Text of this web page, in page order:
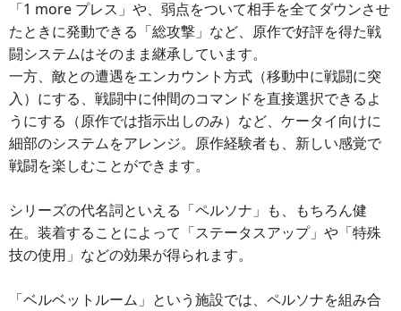
「1 more プレス」や、弱点をついて相手を全てダウンさせ
たときに発動できる「総攻撃」など、原作で好評を得た戦
闘システムはそのまま継承しています。
一方、敵との遭遇をエンカウント方式（移動中に戦闘に突
入）にする、戦闘中に仲間のコマンドを直接選択できるよ
うにする（原作では指示出しのみ）など、ケータイ向けに
細部のシステムをアレンジ。原作経験者も、新しい感覚で
戦闘を楽しむことができます。
シリーズの代名詞といえる「ペルソナ」も、もちろん健
在。装着することによって「ステータスアップ」や「特殊
技の使用」などの効果が得られます。
「ベルベットルーム」という施設では、ペルソナを組み合